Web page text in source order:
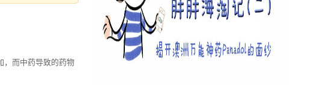
，而中药导致的药物